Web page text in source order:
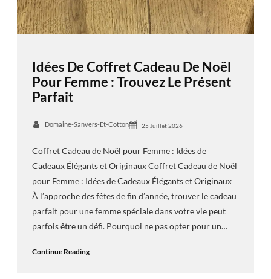
Idées De Coffret Cadeau De Noël
Pour Femme : Trouvez Le Présent
Parfait
Domaine-Sanvers-Et-Cotton 25 Juillet 2026
Coffret Cadeau de Noël pour Femme : Idées de
Cadeaux Élégants et Originaux Coffret Cadeau de Noël
pour Femme : Idées de Cadeaux Élégants et Originaux
À l’approche des fêtes de fin d’année, trouver le cadeau
parfait pour une femme spéciale dans votre vie peut
parfois être un défi. Pourquoi ne pas opter pour un…
Continue Reading